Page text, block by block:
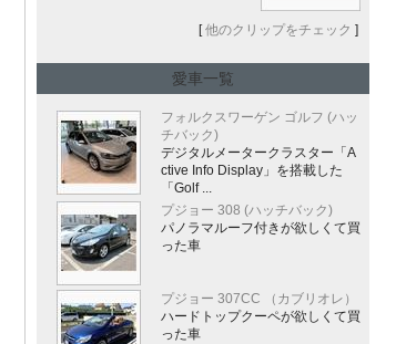
[他のクリップをチェック ]
愛車一覧
フォルクスワーゲン ゴルフ (ハッ
チバック)
デジタルメータークラスター「A
ctive Info Display」を搭載した
「Golf ...
プジョー 308 (ハッチバック)
パノラマルーフ付きが欲しくて買
った車
プジョー 307CC （カブリオレ）
ハードトップクーペが欲しくて買
った車